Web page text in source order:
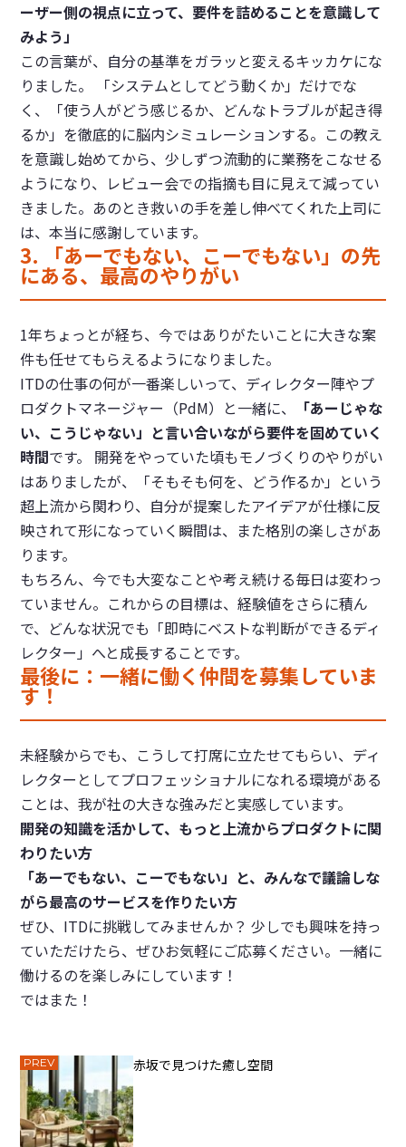
ーザー側の視点に立って、要件を詰めることを意識して
みよう」
この言葉が、自分の基準をガラッと変えるキッカケにな
りました。 「システムとしてどう動くか」だけでな
く、「使う人がどう感じるか、どんなトラブルが起き得
るか」を徹底的に脳内シミュレーションする。この教え
を意識し始めてから、少しずつ流動的に業務をこなせる
ようになり、レビュー会での指摘も目に見えて減ってい
きました。あのとき救いの手を差し伸べてくれた上司に
は、本当に感謝しています。
3. 「あーでもない、こーでもない」の先
にある、最高のやりがい
1年ちょっとが経ち、今ではありがたいことに大きな案
件も任せてもらえるようになりました。
ITDの仕事の何が一番楽しいって、ディレクター陣やプ
ロダクトマネージャー（PdM）と一緒に、
「あーじゃな
い、こうじゃない」と言い合いながら要件を固めていく
時間です。 開発をやっていた頃もモノづくりのやりがい
はありましたが、「そもそも何を、どう作るか」という
超上流から関わり、自分が提案したアイデアが仕様に反
映されて形になっていく瞬間は、また格別の楽しさがあ
ります。
もちろん、今でも大変なことや考え続ける毎日は変わっ
ていません。これからの目標は、経験値をさらに積ん
で、どんな状況でも「即時にベストな判断ができるディ
レクター」へと成長することです。
最後に：一緒に働く仲間を募集していま
す！
未経験からでも、こうして打席に立たせてもらい、ディ
レクターとしてプロフェッショナルになれる環境がある
ことは、我が社の大きな強みだと実感しています。
開発の知識を活かして、もっと上流からプロダクトに関
わりたい方
「あーでもない、こーでもない」と、みんなで議論しな
がら最高のサービスを作りたい方
ぜひ、ITDに挑戦してみませんか？ 少しでも興味を持っ
ていただけたら、ぜひお気軽にご応募ください。一緒に
働けるのを楽しみにしています！
ではまた！
PREV 赤坂で見つけた癒し空間